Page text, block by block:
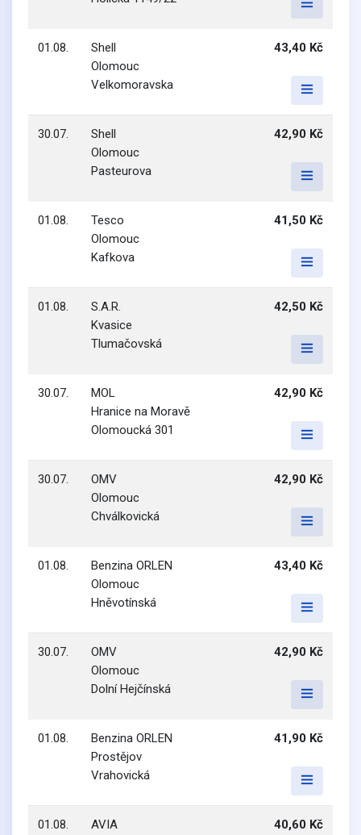
01.08.
Shell
Olomouc
Velkomoravska
43,40 Kč
30.07.
Shell
Olomouc
Pasteurova
42,90 Kč
01.08.
Tesco
Olomouc
Kafkova
41,50 Kč
01.08.
S.A.R.
Kvasice
Tlumačovská
42,50 Kč
30.07.
MOL
Hranice na Moravě
Olomoucká 301
42,90 Kč
30.07.
OMV
Olomouc
Chválkovická
42,90 Kč
01.08.
Benzina ORLEN
Olomouc
Hněvotínská
43,40 Kč
30.07.
OMV
Olomouc
Dolní Hejčínská
42,90 Kč
01.08.
Benzina ORLEN
Prostějov
Vrahovická
41,90 Kč
01.08.
AVIA
40,60 Kč